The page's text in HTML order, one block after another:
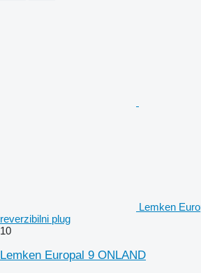
Lemken
reverzibilni plug
10
Lemken Europal 9 ONLAND